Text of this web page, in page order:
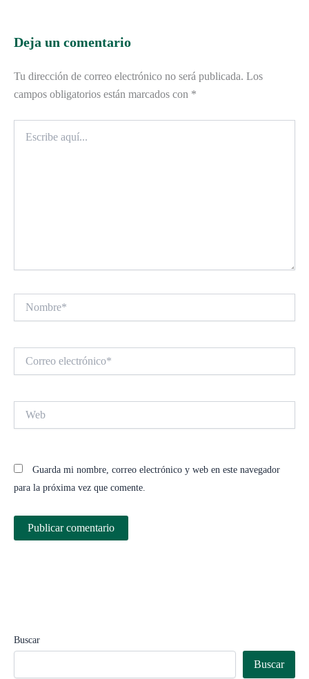
Deja un comentario
Tu dirección de correo electrónico no será publicada. Los
campos obligatorios están marcados con *
aquí...
electrónico*
Guarda mi nombre, correo electrónico y web en este navegador
para la próxima vez que comente.
Buscar
Buscar